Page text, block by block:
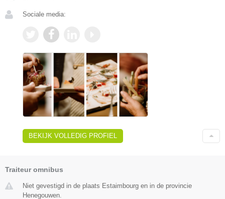
Sociale media:
BEKIJK VOLLEDIG PROFIEL
Traiteur omnibus
Niet gevestigd in de plaats Estaimbourg en in de provincie
Henegouwen.